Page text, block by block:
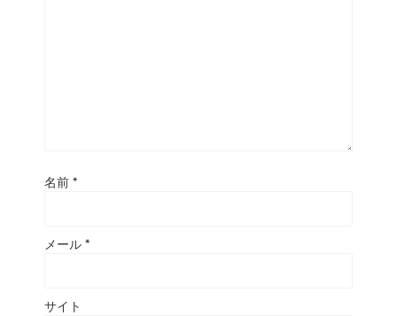
名前 *
メール *
サイト